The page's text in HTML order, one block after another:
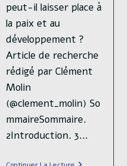
peut-il laisser place à
la paix et au
développement ?
Article de recherche
rédigé par Clément
Molin
(@clement_molin) So
mmaireSommaire.
2Introduction. 3…
série d’articles est
dédiée à une analyse
stratégique du
conflit ukrainien, afin
de synthétiser aussi
clairement que
possible les grandes
dynamiques de la
guerre telles que